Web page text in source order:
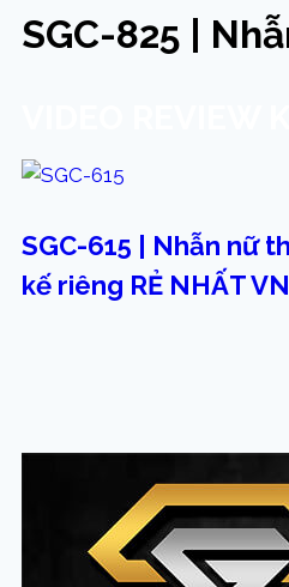
SGC-825 |
SGC-615 | Nhẫn nữ
kế riêng RẺ NHẤT VN